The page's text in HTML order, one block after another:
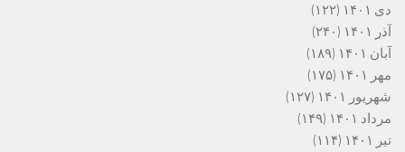
دی ۱۴۰۱
(۱۲۲)
آذر ۱۴۰۱
(۲۴۰)
آبان ۱۴۰۱
(۱۸۹)
مهر ۱۴۰۱
(۱۷۵)
شهریور ۱۴۰۱
(۱۲۷)
مرداد ۱۴۰۱
(۱۴۹)
تیر ۱۴۰۱
(۱۱۴)